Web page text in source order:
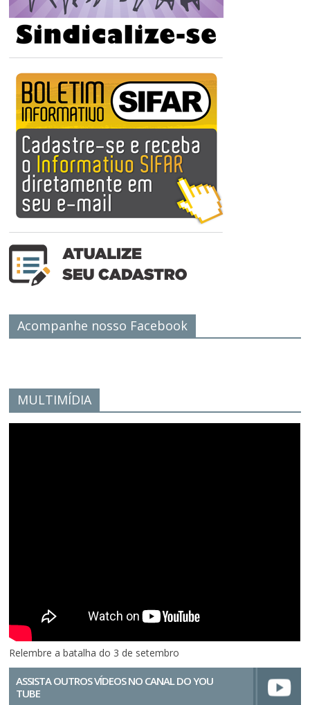
Acompanhe nosso Facebook
MULTIMÍDIA
Relembre a batalha do 3 de setembro
ASSISTA OUTROS VÍDEOS NO CANAL DO YOU
TUBE